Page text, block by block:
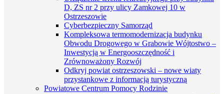
D, ZS nr 2 przy ulicy Zamkowej 10 w
Ostrzeszowie
Cyberbezpieczny Samorząd
Kompleksowa termomodernizacja budynku
Obwodu Drogowego w Grabowie Wójtostwo –
Inwestycją w Energooszczędność i
Zrównoważony Rozwój
Odkryj powiat ostrzeszowski – nowe wiaty
przystankowe z informacją turystyczną
Powiatowe Centrum Pomocy Rodzinie